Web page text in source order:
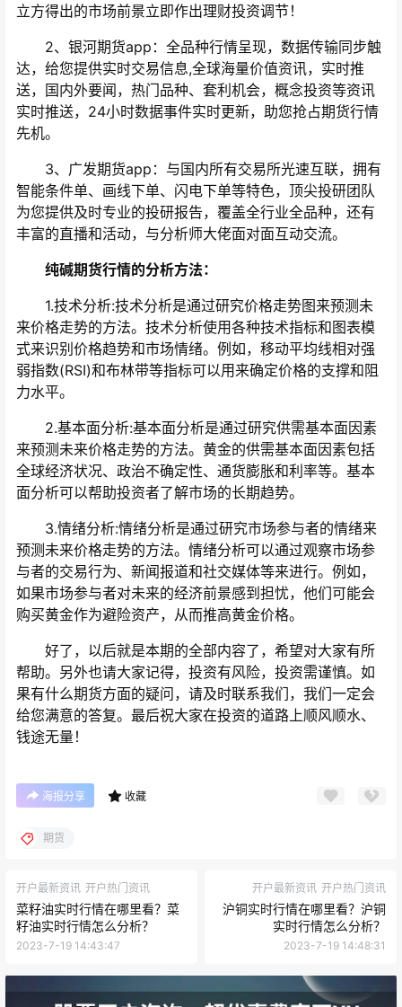
立方得出的市场前景立即作出理财投资调节！
2、银河期货app：全品种行情呈现，数据传输同步触
达，给您提供实时交易信息,全球海量价值资讯，实时推
送，国内外要闻，热门品种、套利机会，概念投资等资讯
实时推送，24小时数据事件实时更新，助您抢占期货行情
先机。
3、广发期货app：与国内所有交易所光速互联，拥有
智能条件单、画线下单、闪电下单等特色，顶尖投研团队
为您提供及时专业的投研报告，覆盖全行业全品种，还有
丰富的直播和活动，与分析师大佬面对面互动交流。
纯碱期货行情的分析方法：
1.技术分析:技术分析是通过研究价格走势图来预测未
来价格走势的方法。技术分析使用各种技术指标和图表模
式来识别价格趋势和市场情绪。例如，移动平均线相对强
弱指数(RSI)和布林带等指标可以用来确定价格的支撑和阻
力水平。
2.基本面分析:基本面分析是通过研究供需基本面因素
来预测未来价格走势的方法。黄金的供需基本面因素包括
全球经济状况、政治不确定性、通货膨胀和利率等。基本
面分析可以帮助投资者了解市场的长期趋势。
3.情绪分析:情绪分析是通过研究市场参与者的情绪来
预测未来价格走势的方法。情绪分析可以通过观察市场参
与者的交易行为、新闻报道和社交媒体等来进行。例如，
如果市场参与者对未来的经济前景感到担忧，他们可能会
购买黄金作为避险资产，从而推高黄金价格。
好了，以后就是本期的全部内容了，希望对大家有所
帮助。另外也请大家记得，投资有风险，投资需谨慎。如
果有什么期货方面的疑问，请及时联系我们，我们一定会
给您满意的答复。最后祝大家在投资的道路上顺风顺水、
钱途无量！
海报分享 收藏
期货
开户最新资讯 开户热门资讯
菜籽油实时行情在哪里看？菜
籽油实时行情怎么分析？
2023-7-19 14:43:47
开户最新资讯 开户热门资讯
沪铜实时行情在哪里看？沪铜
实时行情怎么分析？
2023-7-19 14:48:31